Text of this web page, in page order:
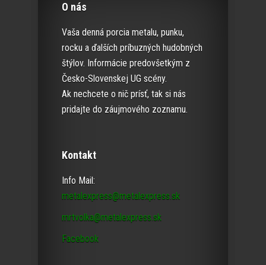
O nás
Vaša denná porcia metalu, punku,
rocku a ďalších príbuzných hudobných
štýlov. Informácie predovšetkým z
Česko-Slovenskej UG scény.
Ak nechcete o nič prísť, tak si nás
pridajte do záujmového zoznamu.
Kontakt
Info Mail:
metalexpress@metalexpress.sk
mrtvolka@metalexpress.sk
Facebook